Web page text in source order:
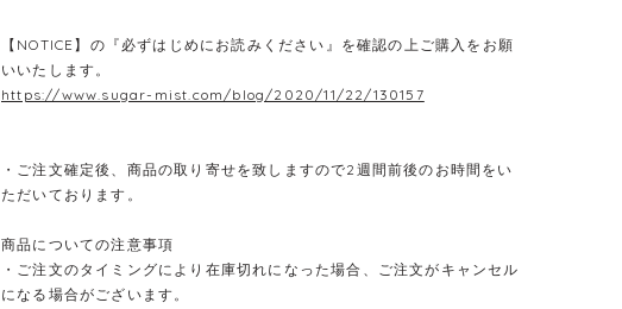
【NOTICE】の『必ずはじめにお読みください』を確認の上ご購入をお願
いいたします。
https://www.sugar-mist.com/blog/2020/11/22/130157
・ご注文確定後、商品の取り寄せを致しますので2週間前後のお時間をい
ただいております。
商品についての注意事項
・ご注文のタイミングにより在庫切れになった場合、ご注文がキャンセル
になる場合がございます。